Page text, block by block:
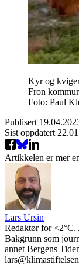
Kyr og
Fron
Foto: Paul
Publisert
Sist oppdatert
Artikkelen er mer
Lars Ursin
Redaktør for
Bakgrunn som
annet Bergens